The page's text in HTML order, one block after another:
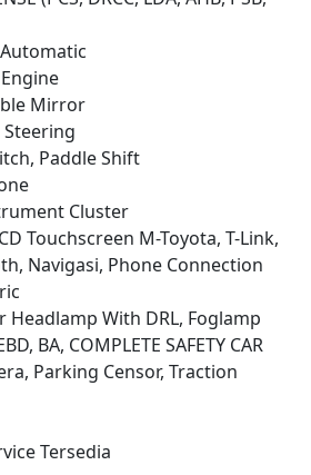
Mirror
Paddle Shift
Cluster
Touchscreen M-Toyota, T-Link,
Navigasi, Phone Connection
Headlamp With DRL, Foglamp
BA, COMPLETE SAFETY CAR
Parking Censor, Traction
Tersedia